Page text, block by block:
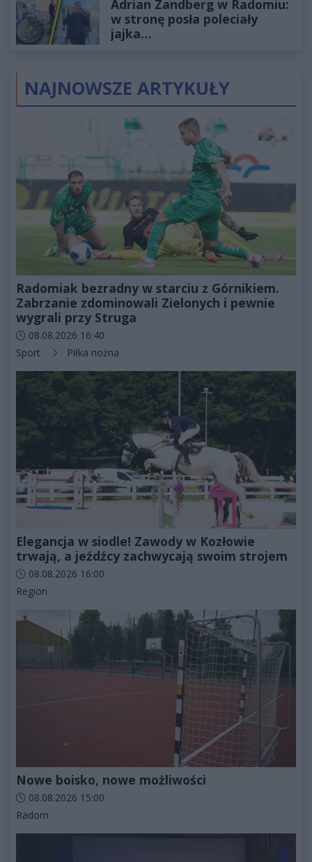
złotych
Adrian Zandberg w Radomiu:
w stronę posła poleciały
jajka…
NAJNOWSZE ARTYKUŁY
Radomiak bezradny w starciu z Górnikiem.
Zabrzanie zdominowali Zielonych i pewnie
wygrali przy Struga
Data dodania artykułu:
08.08.2026 16:40
Kategorie artykułu:
Sport Piłka nożna
Elegancja w siodle! Zawody w Kozłowie
trwają, a jeźdźcy zachwycają swoim strojem
Data dodania artykułu:
08.08.2026 16:00
Kategorie artykułu:
Region
Nowe boisko, nowe możliwości
Data dodania artykułu:
08.08.2026 15:00
Kategorie artykułu:
Radom